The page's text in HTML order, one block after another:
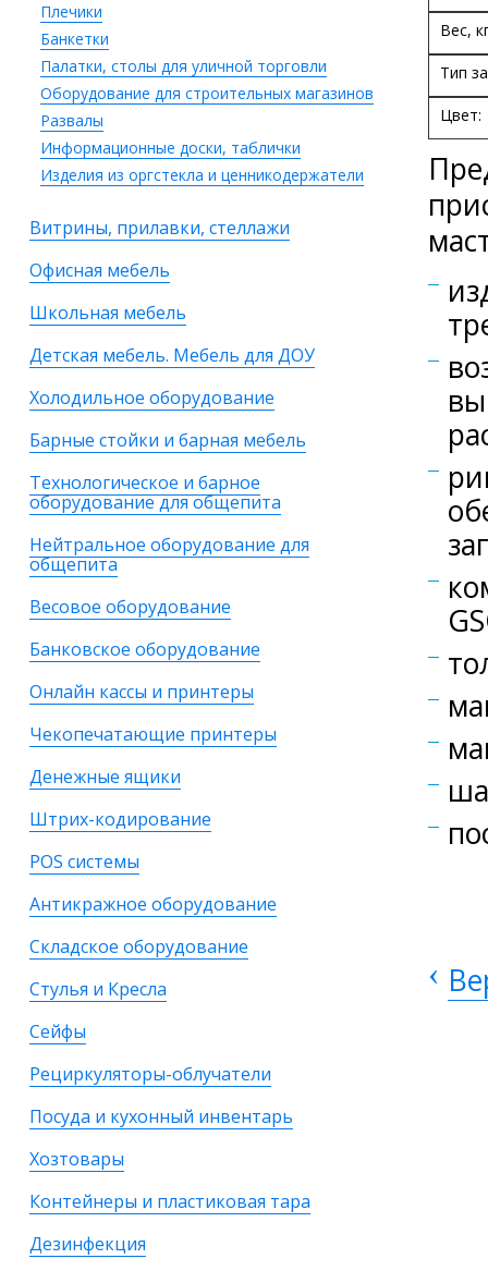
Плечики
Банкетки
Палатки, столы для уличной торговли
Оборудование для строительных магазинов
Развалы
Информационные доски, таблички
Изделия из оргстекла и ценникодержатели
Витрины, прилавки, стеллажи
Офисная мебель
Школьная мебель
Детская мебель. Мебель для ДОУ
Холодильное оборудование
Барные стойки и барная мебель
Технологическое и барное
оборудование для общепита
Нейтральное оборудование для
общепита
Весовое оборудование
Банковское оборудование
Онлайн кассы и принтеры
Чекопечатающие принтеры
Денежные ящики
Штрих-кодирование
POS системы
Антикражное оборудование
Складское оборудование
Стулья и Кресла
Сейфы
Рециркуляторы-облучатели
Посуда и кухонный инвентарь
Хозтовары
Контейнеры и пластиковая тара
Дезинфекция
Вес,
Тип
Цвет:
‹